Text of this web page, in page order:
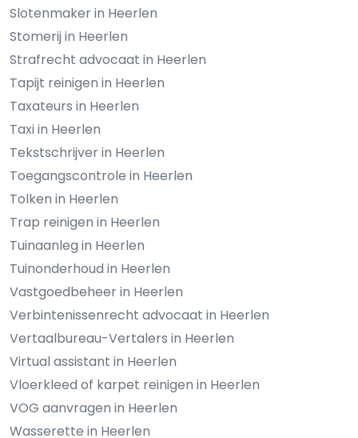
Slotenmaker in Heerlen
Stomerij in Heerlen
Strafrecht advocaat in Heerlen
Tapijt reinigen in Heerlen
Taxateurs in Heerlen
Taxi in Heerlen
Tekstschrijver in Heerlen
Toegangscontrole in Heerlen
Tolken in Heerlen
Trap reinigen in Heerlen
Tuinaanleg in Heerlen
Tuinonderhoud in Heerlen
Vastgoedbeheer in Heerlen
Verbintenissenrecht advocaat in Heerlen
Vertaalbureau-Vertalers in Heerlen
Virtual assistant in Heerlen
Vloerkleed of karpet reinigen in Heerlen
VOG aanvragen in Heerlen
Wasserette in Heerlen